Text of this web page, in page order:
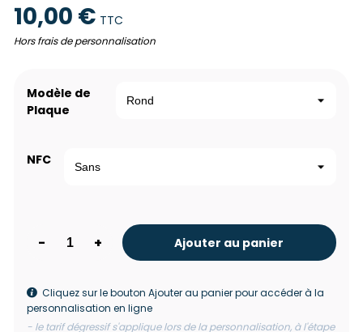
10,00 € TTC
Hors frais de personnalisation
Modèle de
Plaque
NFC
- + Ajouter au panier
Cliquez sur le bouton Ajouter au panier pour accéder à la
personnalisation en ligne
- le tarif dégressif s'applique lors de la personnalisation, à l'étape